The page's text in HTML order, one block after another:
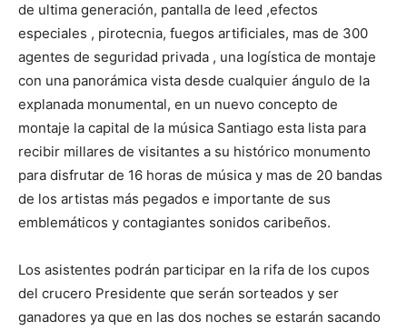
de ultima generación, pantalla de leed ,efectos
especiales , pirotecnia, fuegos artificiales, mas de 300
agentes de seguridad privada , una logística de montaje
con una panorámica vista desde cualquier ángulo de la
explanada monumental, en un nuevo concepto de
montaje la capital de la música Santiago esta lista para
recibir millares de visitantes a su histórico monumento
para disfrutar de 16 horas de música y mas de 20 bandas
de los artistas más pegados e importante de sus
emblemáticos y contagiantes sonidos caribeños.
Los asistentes podrán participar en la rifa de los cupos
del crucero Presidente que serán sorteados y ser
ganadores ya que en las dos noches se estarán sacando